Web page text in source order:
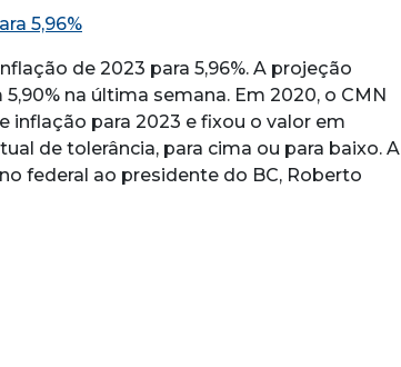
5,96%
de 2023 para 5,96%. A projeção
na última semana. Em 2020, o CMN
inflação para 2023 e fixou o valor em
de tolerância, para cima ou para baixo. A
federal ao presidente do BC, Roberto